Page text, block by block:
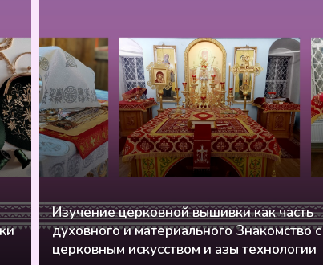
Изучение церковной вышивки как часть
духовного и материального Знакомство с
церковным искусством и азы технологии